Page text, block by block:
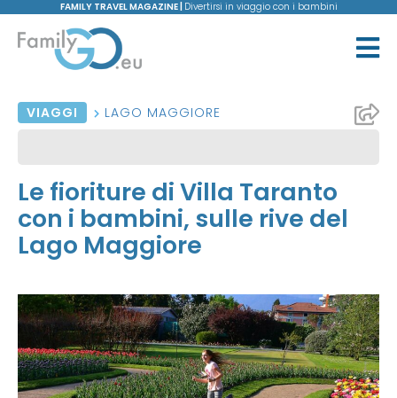
FAMILY TRAVEL MAGAZINE | Divertirsi in viaggio con i bambini
VIAGGI LAGO MAGGIORE
Le fioriture di Villa Taranto
con i bambini, sulle rive del
Lago Maggiore